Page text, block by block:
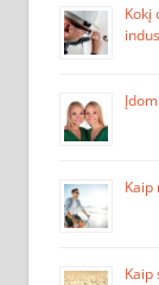
Kokį
Kaip
Kaip